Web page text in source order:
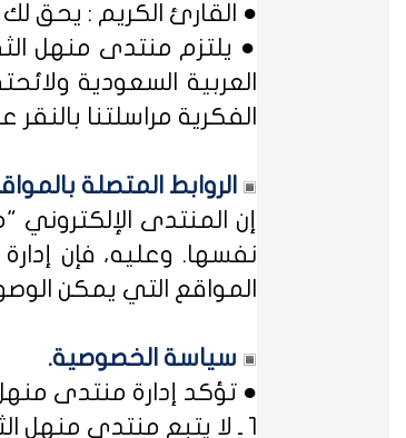
● القارئ الكريم : يحق
● يلتزم منتدى منهل
العربية السعودية
الفكرية مراسلتنا بالنقر
الروابط المتصلة
إن المنتدى
نفسها. وعليه، فإن
المواقع التي يمكن
سياسة الخصوصية.
● تؤكد إدارة منتدى منهل
1 ـ لا يتبع منتدى منهل الثقافة التربوية أي مؤسسة أو منظمة حكومية ... فمنهل لثقافتك !